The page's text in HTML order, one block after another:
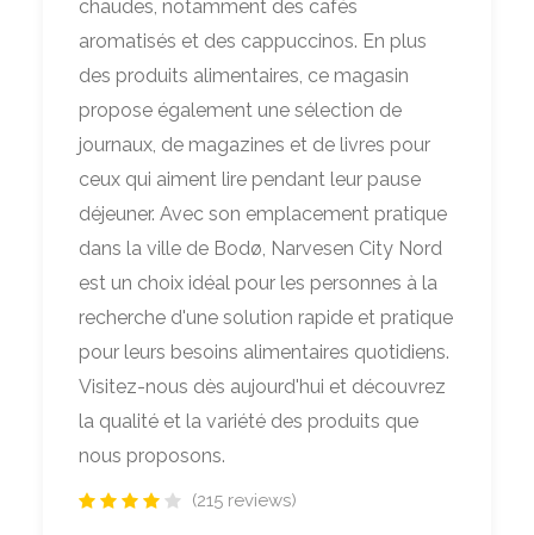
chaudes, notamment des cafés
aromatisés et des cappuccinos. En plus
des produits alimentaires, ce magasin
propose également une sélection de
journaux, de magazines et de livres pour
ceux qui aiment lire pendant leur pause
déjeuner. Avec son emplacement pratique
dans la ville de Bodø, Narvesen City Nord
est un choix idéal pour les personnes à la
recherche d'une solution rapide et pratique
pour leurs besoins alimentaires quotidiens.
Visitez-nous dès aujourd'hui et découvrez
la qualité et la variété des produits que
nous proposons.
(215 reviews)